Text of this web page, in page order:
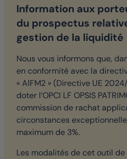
Information aux
du prospectus
gestion de la liquidité
Nous vous informons que,
en conformité avec la
« AIFM2 » (Directive UE
doter l’OPCI LF OPSIS
commission de rachat
circonstances
maximum de 3%.
Les modalités de cet outil